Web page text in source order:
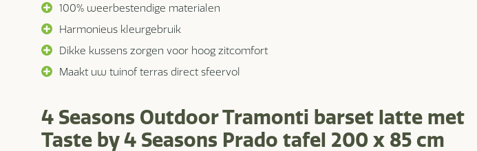
100% weerbestendige materialen
Harmonieus kleurgebruik
Dikke kussens zorgen voor hoog zitcomfort
Maakt uw tuinof terras direct sfeervol
4 Seasons Outdoor Tramonti barset latte met
Taste by 4 Seasons Prado tafel 200 x 85 cm